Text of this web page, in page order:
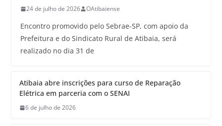
24 de julho de 2026 OAtibaiense
Encontro promovido pelo Sebrae-SP, com apoio da
Prefeitura e do Sindicato Rural de Atibaia, será
realizado no dia 31 de
Atibaia abre inscrições para curso de Reparação
Elétrica em parceria com o SENAI
6 de julho de 2026